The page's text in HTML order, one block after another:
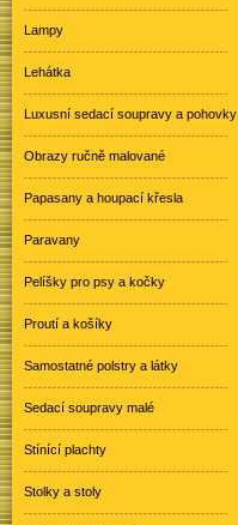
Lampy
Lehátka
Luxusní sedací soupravy a pohovky
Obrazy ručně malované
Papasany a houpací křesla
Paravany
Pelíšky pro psy a kočky
Proutí a košíky
Samostatné polstry a látky
Sedací soupravy malé
Stínící plachty
Stolky a stoly